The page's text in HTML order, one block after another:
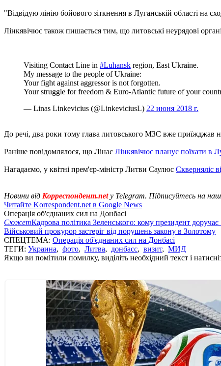
"Відвідую лінію бойового зіткнення в Луганській області на
Лінкявічюс також пишається тим, що литовські неурядові
Visiting Contact Line in #Luhansk region, East Ukraine.
My message to the people of Ukraine:
Your fight against aggressor is not forgotten.
Your struggle for freedom & Euro-Atlantic future of your
— Linas Linkevicius (@LinkeviciusL) 22 июня 2018 г.
До речі, два роки тому глава литовського МЗС вже приїжджав
Раніше повідомлялося, що Лінас Лінкявічюс планує поїхати в
Нагадаємо, у квітні прем'єр-міністр Литви Саулюс Скверняліс
Новини від Корреспондент.netу Telegram. Підписуйтесь на
Читайте Korrespondent.net в Google News
Операція об'єднаних сил на Донбасі
СюжетКадрова політика Зеленського: кому президент
Військовий прокурор застеріг від порушень закону в Золотому
СПЕЦТЕМА: Операція об'єднаних сил на Донбасі
ТЕГИ: Украина, фото, Литва, донбасс, визит, МИД
Якщо ви помітили помилку, виділіть необхідний текст і